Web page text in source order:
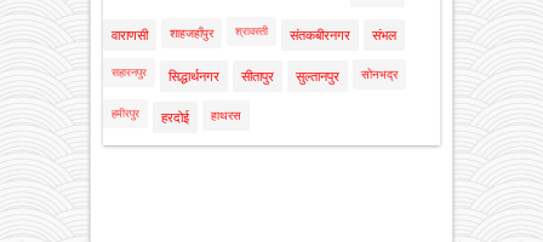
वाराणसी शाहजहाँपुर श्रावस्ती संतकबीरनगर संभल
सहारनपुर सिद्धार्थनगर सीतापुर सुल्तानपुर सोनभद्र
हमीरपुर हरदोई हाथरस